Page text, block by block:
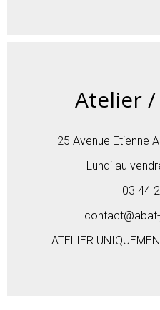
Atelier /
25 Avenue Etienne
Lundi au
03 44
ATELIER